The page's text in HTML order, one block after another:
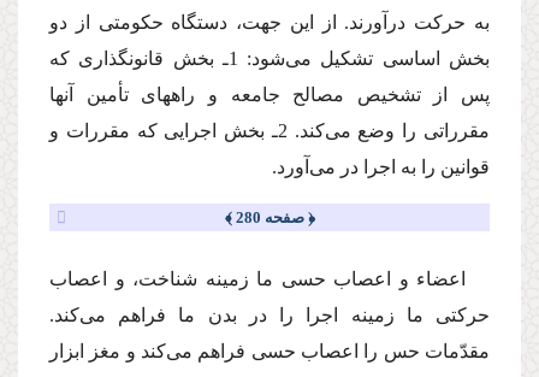
به حركت درآورند. از این جهت، دستگاه حكومتى از دو
بخش اساسى تشكیل مى‌شود: 1ـ بخش قانونگذارى كه
پس از تشخیص مصالح جامعه و راههاى تأمین آنها
مقرراتى را وضع مى‌كند. 2ـ بخش اجرایى كه مقررات و
قوانین را به اجرا در مى‌آورد.
﴿ صفحه 280 ﴾
اعضاء و اعصاب حسى ما زمینه شناخت، و اعصاب
حركتى ما زمینه اجرا را در بدن ما فراهم مى‌كند.
مقدّمات حس را اعصاب حسى فراهم مى‌كند و مغز ابزار